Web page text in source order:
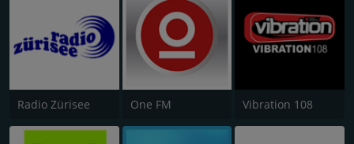
Radio Zürisee One FM Vibration 108